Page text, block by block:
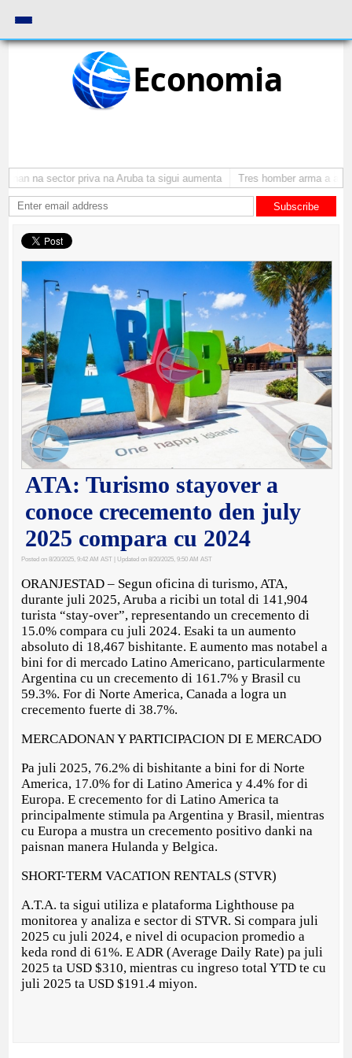
Economia
na sector priva na Aruba ta sigui aumenta Tres homber arma a
Subscribe
ATA: Turismo stayover a
conoce crecemento den july
2025 compara cu 2024
Posted on 8/20/2025, 9:42 AM AST | Updated on 8/20/2025, 9:50 AM AST
ORANJESTAD – Segun oficina di turismo, ATA,
durante juli 2025, Aruba a ricibi un total di 141,904
turista “stay-over”, representando un crecemento di
15.0% compara cu juli 2024. Esaki ta un aumento
absoluto di 18,467 bishitante. E aumento mas notabel a
bini for di mercado Latino Americano, particularmente
Argentina cu un crecemento di 161.7% y Brasil cu
59.3%. For di Norte America, Canada a logra un
crecemento fuerte di 38.7%.
MERCADONAN Y PARTICIPACION DI E MERCADO
Pa juli 2025, 76.2% di bishitante a bini for di Norte
America, 17.0% for di Latino America y 4.4% for di
Europa. E crecemento for di Latino America ta
principalmente stimula pa Argentina y Brasil, mientras
cu Europa a mustra un crecemento positivo danki na
paisnan manera Hulanda y Belgica.
SHORT-TERM VACATION RENTALS (STVR)
A.T.A. ta sigui utiliza e plataforma Lighthouse pa
monitorea y analiza e sector di STVR. Si compara juli
2025 cu juli 2024, e nivel di ocupacion promedio a
keda rond di 61%. E ADR (Average Daily Rate) pa juli
2025 ta USD $310, mientras cu ingreso total YTD te cu
juli 2025 ta USD $191.4 miyon.